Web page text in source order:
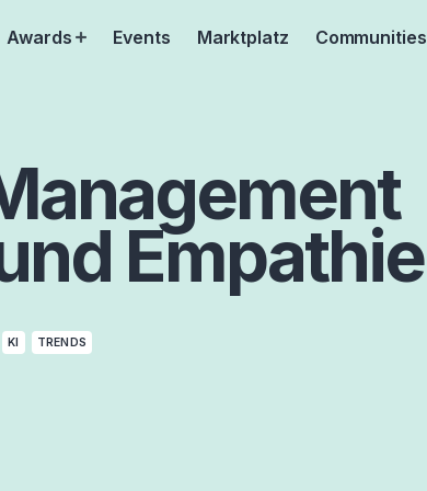
Awards OpenEvents Marktplatz Communities
Empathie
KI TRENDS